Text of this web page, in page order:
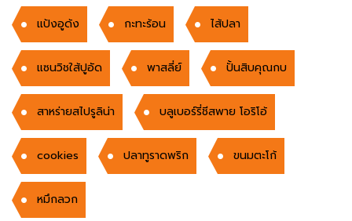
แป้งอูด้ง กะทะร้อน ไส้ปลา
แซนวิชใส้ปูอัด พาสลี่ย์ ปั้นสิบคุณกบ
สาหร่ายสไปรูลิน่า บลูเบอร์รี่ชีสพาย โอริโอ้
cookies ปลาทูราดพริก ขนมตะโก้
หมึกลวก